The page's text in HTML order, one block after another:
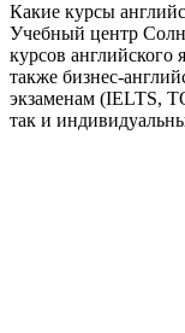
Какие курсы
Учебный центр
курсов английского
также бизнес-
экзаменам (IELTS,
так и